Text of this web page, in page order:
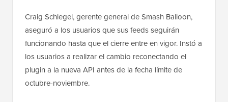
Craig Schlegel, gerente general de Smash Balloon,
aseguró a los usuarios que sus feeds seguirán
funcionando hasta que el cierre entre en vigor. Instó a
los usuarios a realizar el cambio reconectando el
plugin a la nueva API antes de la fecha límite de
octubre-noviembre.